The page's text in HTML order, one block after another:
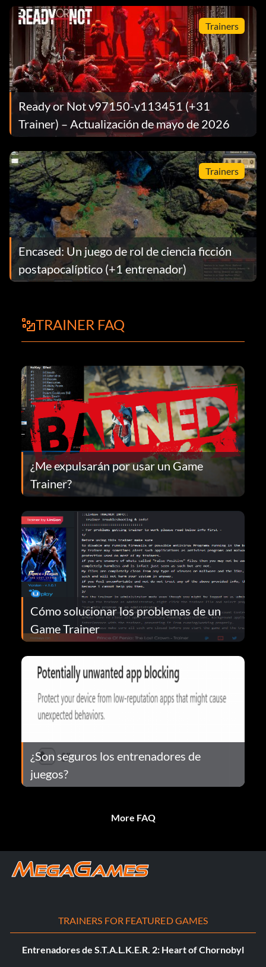
Trainers
Ready or Not v97150-v113451 (+31
Trainer) – Actualización de mayo de 2026
Trainers
Encased: Un juego de rol de ciencia ficción
postapocalíptico (+1 entrenador)
TRAINER FAQ
¿Me expulsarán por usar un Game
Trainer?
Cómo solucionar los problemas de un
Game Trainer
¿Son seguros los entrenadores de
juegos?
More FAQ
TRAINERS FOR FEATURED GAMES
Entrenadores de S.T.A.L.K.E.R. 2: Heart of Chornobyl